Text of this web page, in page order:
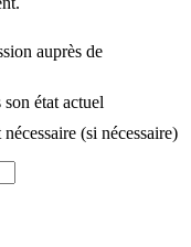
auprès de
état actuel
(si nécessaire)